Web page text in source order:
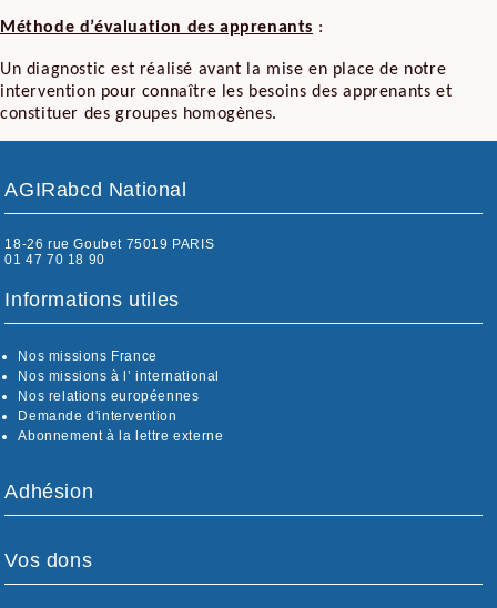
Méthode d’évaluation des apprenants :
Un diagnostic est réalisé avant la mise en place de notre
intervention pour connaître les besoins des apprenants et
constituer des groupes homogènes.
AGIRabcd National
18-26 rue Goubet 75019 PARIS
01 47 70 18 90
Informations utiles
Nos missions France
Nos missions à l’ international
Nos relations européennes
Demande d'intervention
Abonnement à la lettre externe
Adhésion
Vos dons